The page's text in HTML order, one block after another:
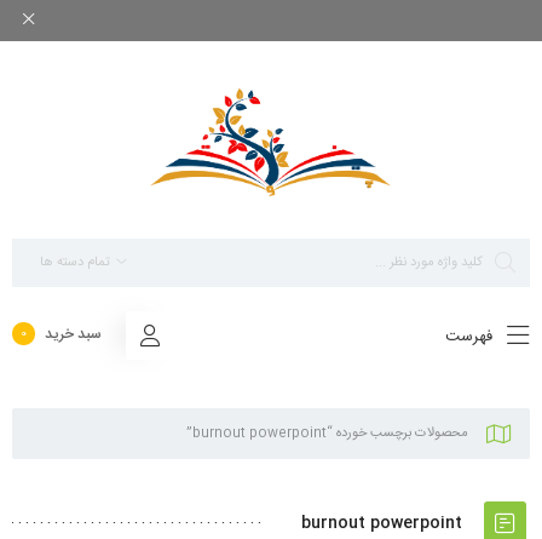
تمام دسته ها
سبد خرید 0 فهرست
محصولات برچسب خورده “burnout powerpoint”
burnout powerpoint